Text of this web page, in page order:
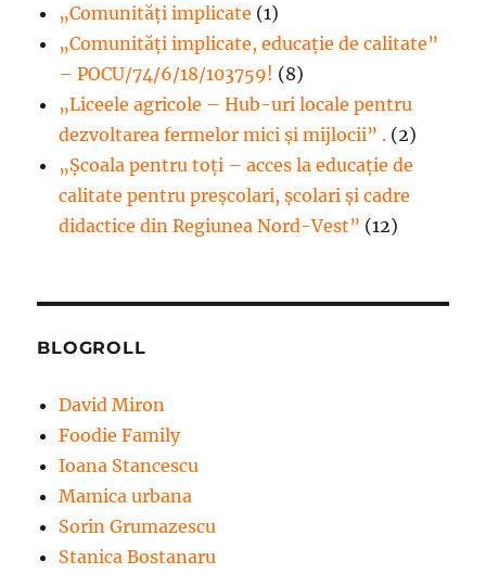
„Comunități implicate (1)
„Comunități implicate, educație de calitate”
– POCU/74/6/18/103759! (8)
„Liceele agricole – Hub-uri locale pentru
dezvoltarea fermelor mici şi mijlocii” . (2)
„Școala pentru toți – acces la educație de
calitate pentru preșcolari, școlari și cadre
didactice din Regiunea Nord-Vest” (12)
BLOGROLL
David Miron
Foodie Family
Ioana Stancescu
Mamica urbana
Sorin Grumazescu
Stanica Bostanaru